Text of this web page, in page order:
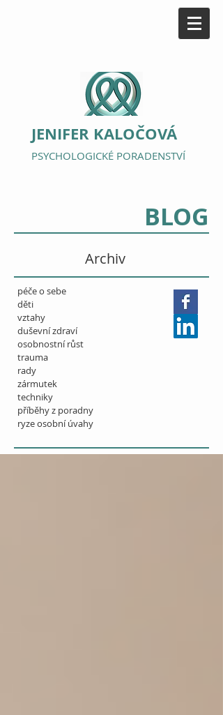
JENIFER KALOČOVÁ
PSYCHOLOGICKÉ PORADENSTVÍ
BLOG
Archiv
péče o sebe
děti
vztahy
duševní zdraví
osobnostní růst
trauma
rady
zármutek
techniky
příběhy z poradny
ryze osobní úvahy